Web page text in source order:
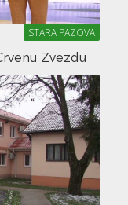
STARA PAZOVA
Zvezdu